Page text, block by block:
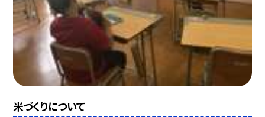
米づくりについて